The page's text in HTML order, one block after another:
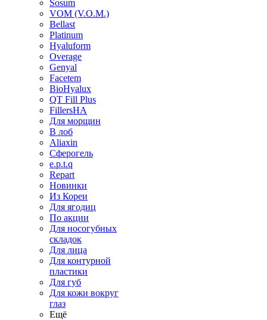
Sosum
VOM (V.O.M.)
Bellast
Platinum
Hyaluform
Overage
Genyal
Facetem
BioHyalux
QT Fill Plus
FillersHA
Для морщин
В лоб
Aliaxin
Сферогель
e.p.t.q
Repart
Новинки
Из Кореи
Для ягодиц
По акции
Для носогубных
складок
Для лица
Для контурной
пластики
Для губ
Для кожи вокруг
глаз
Ещё